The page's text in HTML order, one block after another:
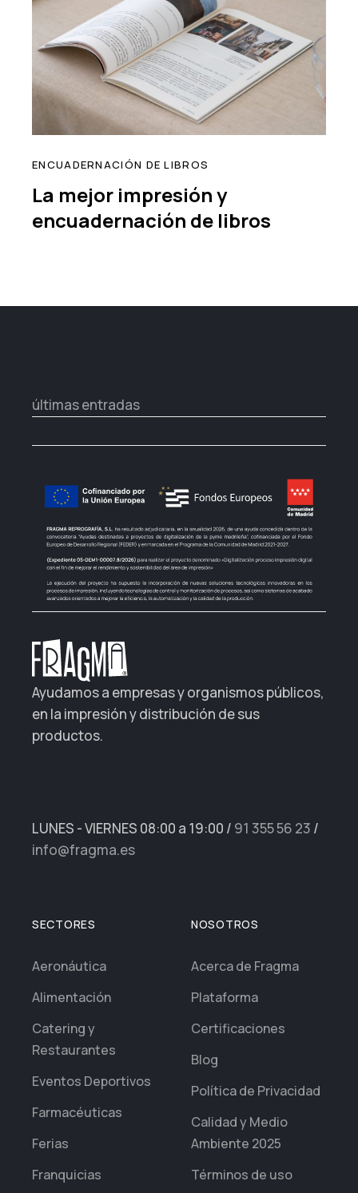
read
ENCUADERNACIÓN DE LIBROS
La mejor impresión y
encuadernación de libros
últimas entradas
Ayudamos a empresas y organismos públicos,
en la impresión y distribución de sus
productos.
LUNES - VIERNES 08:00 a 19:00 / 91 355 56 23 /
info@fragma.es
SECTORES
Aeronáutica
Alimentación
Catering y
Restaurantes
Eventos Deportivos
Farmacéuticas
Ferias
Franquicias
NOSOTROS
Acerca de Fragma
Plataforma
Certificaciones
Blog
Política de Privacidad
Calidad y Medio
Ambiente 2025
Términos de uso